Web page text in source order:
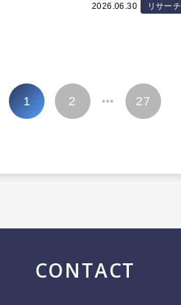
2026.06.30 リサーチ
1 2 27
CONTACT